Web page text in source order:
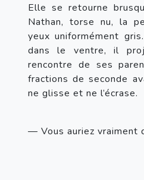
Elle se retourne
Nathan, torse nu, la
yeux uniformément
dans le ventre, il
rencontre de ses
fractions de seconde
ne glisse et ne l’écrase.
— Vous auriez vraiment